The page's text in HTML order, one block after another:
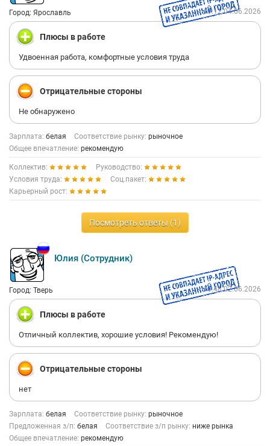
Город: Ярославль 19:12 04.06.2026
Плюсы в работе
Удвоенная работа, комфортные условия труда
Отрицательные стороны
Не обнаружено
Зарплата: белая Соответствие рынку: рыночное
Общее впечатление: рекомендую
Коллектив:
Руководство:
Условия труда:
Соц.пакет:
Карьерный рост:
Посмотреть ответы (1)
Юлия (Сотрудник)
Город: Тверь 16:48 02.06.2026
Плюсы в работе
Отличный коллектив, хорошие условия! Рекомендую!
Отрицательные стороны
нет
Зарплата: белая Соответствие рынку: рыночное
Предложенная з/п: белая Соответствие з/п рынку: ниже рынка
Общее впечатление: рекомендую